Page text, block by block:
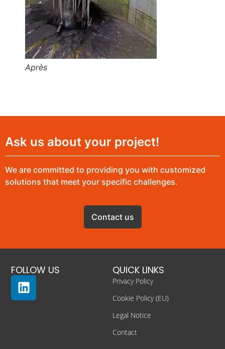
Après
Ask us about your project!
We are committed to providing you with customized
solutions that meet your specific challenges.
Contact us
QUICK LINKS
Privacy Policy
Cookie Policy (EU)
Legal Notice
Contact
FOLLOW US